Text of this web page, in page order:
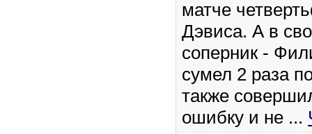
матче
Дэвиса. А в
соперник -
сумел 2 раза
также
ошибку и не ...